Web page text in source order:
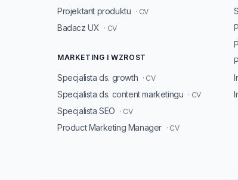
Projektant produktu · CV
Badacz UX · CV
MARKETING I WZROST
Specjalista ds. growth · CV
Specjalista ds. content marketingu · CV
Specjalista SEO · CV
Product Marketing Manager · CV